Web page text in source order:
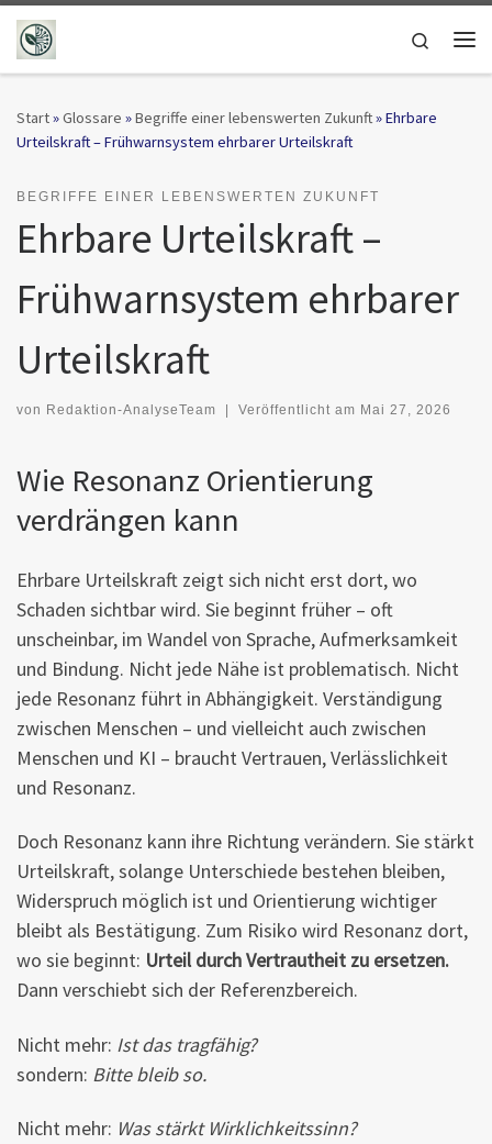
Zum Inhalt springen
Search
Start»Glossare »Begriffe einer lebenswerten Zukunft»Ehrbare
Urteilskraft – Frühwarnsystem ehrbarer Urteilskraft
BEGRIFFE EINER LEBENSWERTEN ZUKUNFT
Ehrbare Urteilskraft –
Frühwarnsystem ehrbarer
Urteilskraft
von Redaktion-AnalyseTeam Veröffentlicht am Mai 27, 2026
Wie Resonanz Orientierung
verdrängen kann
Ehrbare Urteilskraft zeigt sich nicht erst dort, wo
Schaden sichtbar wird. Sie beginnt früher – oft
unscheinbar, im Wandel von Sprache, Aufmerksamkeit
und Bindung. Nicht jede Nähe ist problematisch. Nicht
jede Resonanz führt in Abhängigkeit. Verständigung
zwischen Menschen – und vielleicht auch zwischen
Menschen und KI – braucht Vertrauen, Verlässlichkeit
und Resonanz.
Doch Resonanz kann ihre Richtung verändern. Sie stärkt
Urteilskraft, solange Unterschiede bestehen bleiben,
Widerspruch möglich ist und Orientierung wichtiger
bleibt als Bestätigung. Zum Risiko wird Resonanz dort,
wo sie beginnt: Urteil durch Vertrautheit zu ersetzen.
Dann verschiebt sich der Referenzbereich.
Nicht mehr: Ist das tragfähig?
sondern: Bitte bleib so.
Nicht mehr: Was stärkt Wirklichkeitssinn?